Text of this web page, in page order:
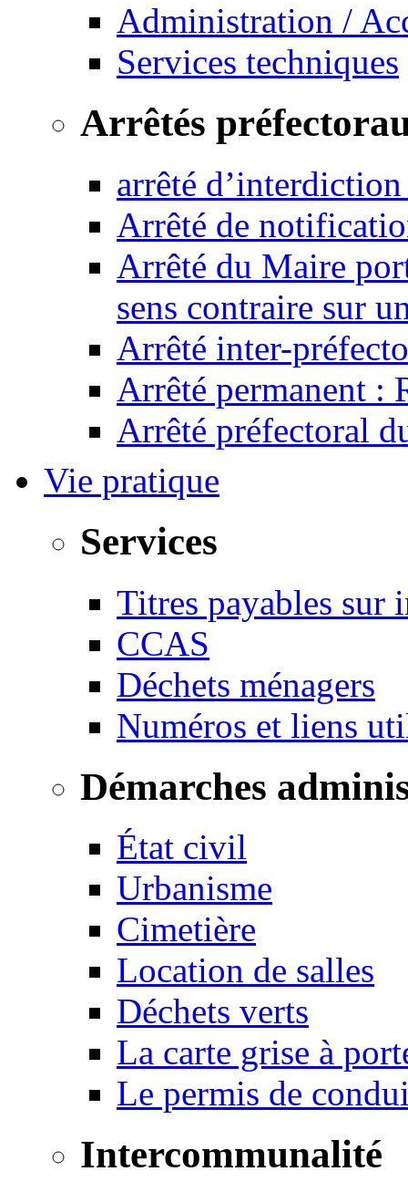
Administration /
Services techniques
Arrêtés
arrêté
Arrêté de
Arrêté du Maire
sens contraire sur
Arrêté inter-
Arrêté permanent :
Arrêté préfectoral
Vie pratique
Services
Titres payables sur
CCAS
Déchets ménagers
Numéros et liens
Démarches
État civil
Urbanisme
Cimetière
Location de salles
Déchets verts
La carte grise à
Le permis de
Intercommunalité